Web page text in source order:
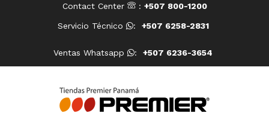
Contact Center : +507 800-1200
Servicio Técnico : +507 6258-2831
Ventas Whatsapp : +507 6236-3654